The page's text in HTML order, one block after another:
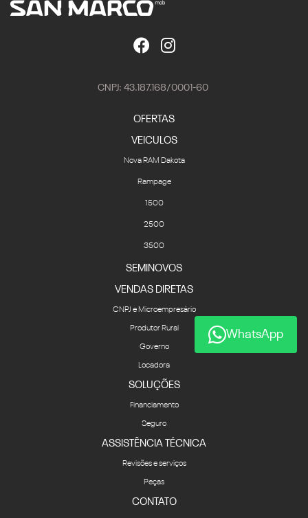
CNPJ: 43.187.168/0001-60
OFERTAS
VEICULOS
Nova RAM Dakota
Rampage
1500
2500
3500
SEMINOVOS
VENDAS DIRETAS
CNPJ e Microempresário
Produtor Rural
Governo
Locadora
SOLUÇÕES
Financiamento
Seguro
ASSISTÊNCIA TÉCNICA
Revisões e serviços
Peças
CONTATO
WhatsApp